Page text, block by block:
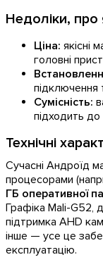
Недоліки, про
Ціна: якісні
головні
підключення
Сумісність:
підходить
Технічні
Сучасні Андроїд
процесорами
ГБ оперативної
Графіка Mali-G52,
підтримка AHD
інше — усе це
експлуатацію.